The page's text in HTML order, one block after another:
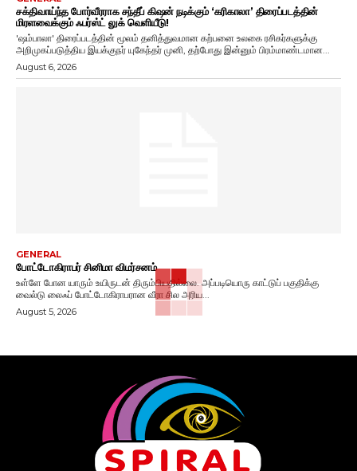
சக்திவாய்ந்த போர்வீரராக சந்தீப் கிஷன் நடிக்கும் ‘கரிகாலா’ திரைப்படத்தின்
மிரளவைக்கும் ஃபர்ஸ்ட் லுக் வெளியீடு!
'ஷம்பாலா' திரைப்படத்தின் மூலம் தனித்துவமான கற்பனை உலகை ரசிகர்களுக்கு
அறிமுகப்படுத்திய இயக்குநர் யுகேந்தர் முனி, தற்போது இன்னும் பிரம்மாண்டமான...
August 6, 2026
GENERAL
போட்டோகிராபர் சினிமா விமர்சனம்
உள்ளே போன யாரும் உயிருடன் திரும்பியதில்லை. அப்படியொரு காட்டுப் பகுதிக்கு
வைல்டு லைஃப் போட்டோகிராபரான வீரா சில அரிய...
August 5, 2026